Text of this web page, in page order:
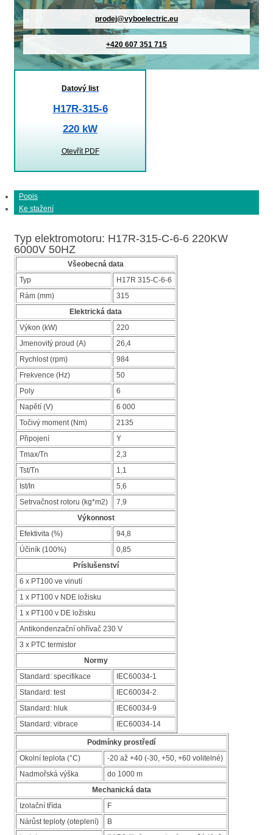
prodej@vyboelectric.eu
+420 607 351 715
Datový list
H17R-315-6
220 kW
Otevřít PDF
Popis
Ke stažení
Typ elektromotoru: H17R-315-C-6-6 220KW
6000V 50HZ
Všeobecná data
Typ
H17R 315-C-6-6
Rám (mm)
315
Elektrická data
Výkon (kW)
220
Jmenovitý proud (A)
26,4
Rychlost (rpm)
984
Frekvence (Hz)
50
Poly
6
Napětí (V)
6 000
Točivý moment (Nm)
2135
Připojení
Y
Tmax/Tn
2,3
Tst/Tn
1,1
Ist/In
5,6
Setrvačnost rotoru (kg*m2)
7,9
Výkonnost
Efektivita (%)
94,8
Účiník (100%)
0,85
Príslušenství
6 x PT100 ve vinutí
1 x PT100 v NDE ložisku
1 x PT100 v DE ložisku
Antikondenzační ohřívač 230 V
3 x PTC termistor
Normy
Standard: specifikace
IEC60034-1
Standard: test
IEC60034-2
Standard: hluk
IEC60034-9
Standard: vibrace
IEC60034-14
Podmínky prostředí
Okolní teplota (°C)
-20 až +40 (-30, +50, +60 volitelné)
Nadmořská výška
do 1000 m
Mechanická data
Izolační třída
F
Nárůst teploty (oteplení)
B